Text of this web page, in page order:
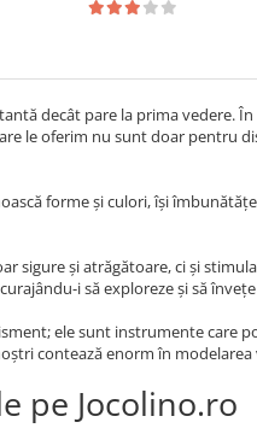
decât pare la prima vedere.
le oferim nu sunt doar pentru
forme și culori, își
sigure și atrăgătoare, ci și
i să exploreze și să
ele sunt instrumente care
contează enorm în
pe Jocolino.ro